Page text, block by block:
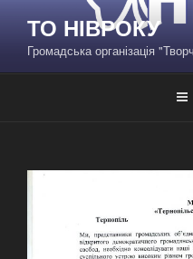
вмісту
ТО НІВРОКУ
Громадська організація